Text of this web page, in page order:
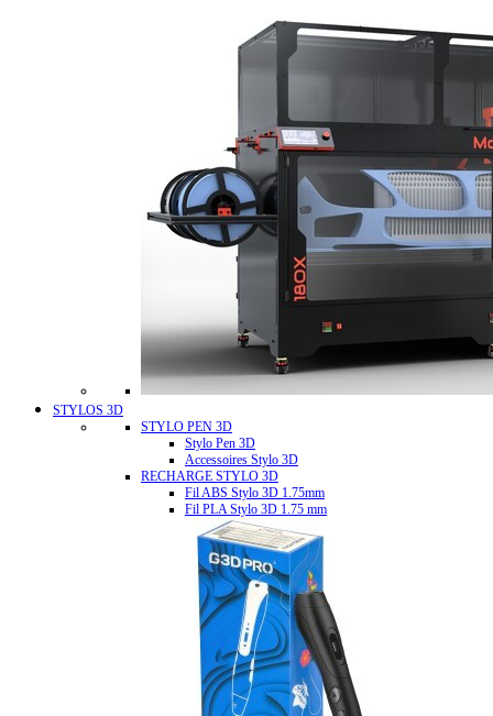
STYLOS 3D
STYLO PEN 3D
Stylo Pen 3D
Accessoires Stylo 3D
RECHARGE STYLO 3D
Fil ABS Stylo 3D 1.75mm
Fil PLA Stylo 3D 1.75 mm